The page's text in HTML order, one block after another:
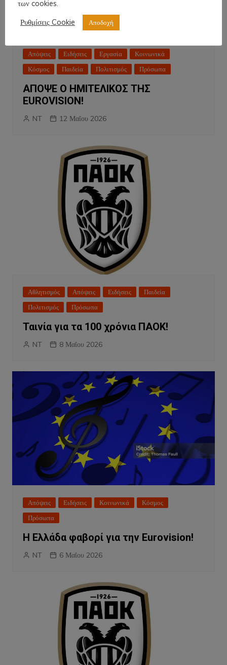
Απόψεις Ειδήσεις Εργασία
Κοινωνικά
Κόσμος
Παιδεία Πολιτισμός Πρόσωπα
ΑΠΟΨΕ Ο ΗΜΙΤΕΛΙΚΟΣ ΤΗΣ
EUROVISION!
NT 12 Μαΐου 2026
Αθλητισμός Απόψεις Ειδήσεις
Παιδεία
Πολιτισμός
Πρόσωπα
Ταινία για τα 100 χρόνια ΠΑΟΚ!
NT 8 Μαΐου 2026
Απόψεις Ειδήσεις Κοινωνικά
Κόσμος
Πρόσωπα
Η Ελλάδα φαβορί για την Eurovision!
NT 6 Μαΐου 2026
των cookies.
Ρυθμίσεις Cookie
Αποδοχή